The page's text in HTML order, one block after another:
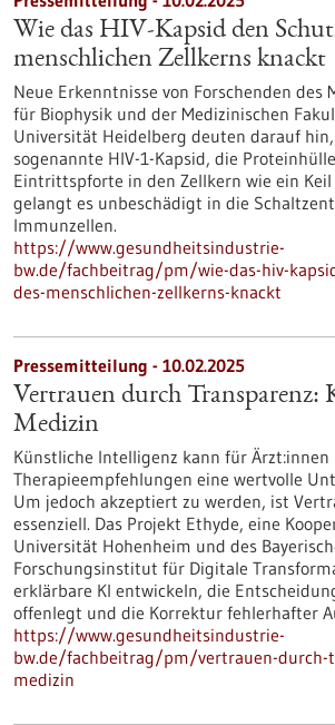
Wie das HIV-Kapsid den
menschlichen Zellkerns knackt
Neue Erkenntnisse von Forschenden des
für Biophysik und der Medizinischen
Universität Heidelberg deuten darauf hin,
sogenannte HIV-1-Kapsid, die
Eintrittspforte in den Zellkern wie ein
gelangt es unbeschädigt in die
Immunzellen.
https://www.gesundheitsindustrie-
bw.de/fachbeitrag/pm/wie-das-hiv-
des-menschlichen-zellkerns-knackt
Pressemitteilung - 10.02.2025
Vertrauen durch Transparenz:
Medizin
Künstliche Intelligenz kann für Ärzt:innen
Therapieempfehlungen eine wertvolle
Um jedoch akzeptiert zu werden, ist
essenziell. Das Projekt Ethyde, eine
Universität Hohenheim und des
Forschungsinstitut für Digitale
erklärbare KI entwickeln, die
offenlegt und die Korrektur fehlerhafter
https://www.gesundheitsindustrie-
bw.de/fachbeitrag/pm/vertrauen-durch-
medizin